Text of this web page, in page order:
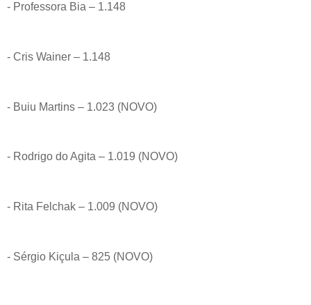
- Professora Bia – 1.148
- Cris Wainer – 1.148
- Buiu Martins – 1.023 (NOVO)
- Rodrigo do Agita – 1.019 (NOVO)
- Rita Felchak – 1.009 (NOVO)
- Sérgio Kiçula – 825 (NOVO)